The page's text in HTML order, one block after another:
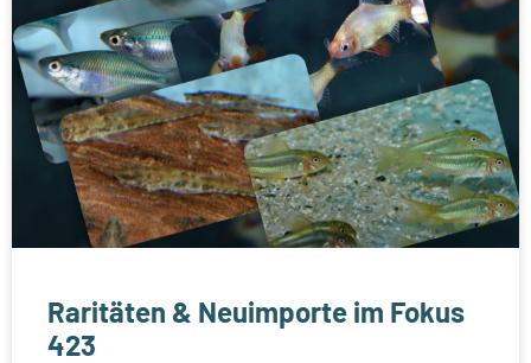
Raritäten & Neuimporte im Fokus
423